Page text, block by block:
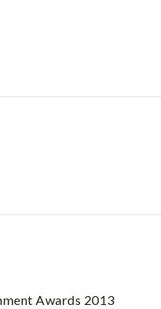
Awards 2013